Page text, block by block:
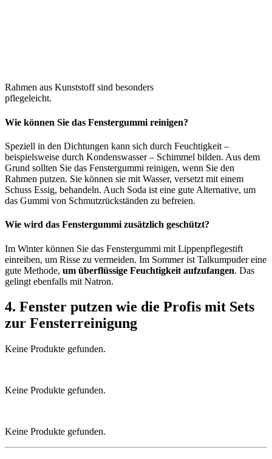
Rahmen aus Kunststoff sind besonders
pflegeleicht.
Wie können Sie das Fenstergummi reinigen?
Speziell in den Dichtungen kann sich durch Feuchtigkeit –
beispielsweise durch Kondenswasser – Schimmel bilden. Aus dem
Grund sollten Sie das Fenstergummi reinigen, wenn Sie den
Rahmen putzen. Sie können sie mit Wasser, versetzt mit einem
Schuss Essig, behandeln. Auch Soda ist eine gute Alternative, um
das Gummi von Schmutzrückständen zu befreien.
Wie wird das Fenstergummi zusätzlich geschützt?
Im Winter können Sie das Fenstergummi mit Lippenpflegestift
einreiben, um Risse zu vermeiden. Im Sommer ist Talkumpuder eine
gute Methode, um überflüssige Feuchtigkeit aufzufangen. Das
gelingt ebenfalls mit Natron.
4. Fenster putzen wie die Profis mit Sets
zur Fensterreinigung
Keine Produkte gefunden.
Keine Produkte gefunden.
Keine Produkte gefunden.